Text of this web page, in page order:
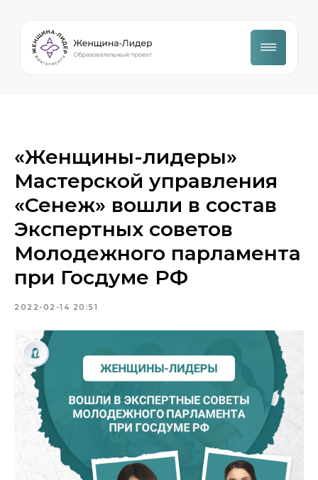
«Женщины-лидеры»
Мастерской управления
«Сенеж» вошли в состав
Экспертных советов
Молодежного парламента
при Госдуме РФ
2022-02-14 20:51